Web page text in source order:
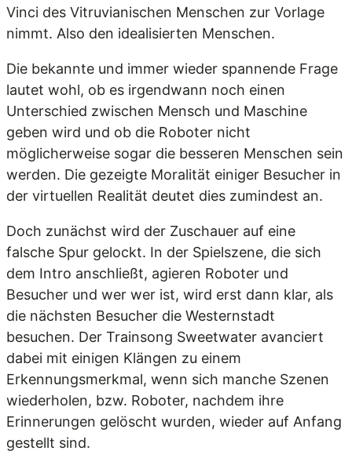
Vinci des Vitruvianischen Menschen zur Vorlage
nimmt. Also den idealisierten Menschen.
Die bekannte und immer wieder spannende Frage
lautet wohl, ob es irgendwann noch einen
Unterschied zwischen Mensch und Maschine
geben wird und ob die Roboter nicht
möglicherweise sogar die besseren Menschen sein
werden. Die gezeigte Moralität einiger Besucher in
der virtuellen Realität deutet dies zumindest an.
Doch zunächst wird der Zuschauer auf eine
falsche Spur gelockt. In der Spielszene, die sich
dem Intro anschließt, agieren Roboter und
Besucher und wer wer ist, wird erst dann klar, als
die nächsten Besucher die Westernstadt
besuchen. Der Trainsong Sweetwater avanciert
dabei mit einigen Klängen zu einem
Erkennungsmerkmal, wenn sich manche Szenen
wiederholen, bzw. Roboter, nachdem ihre
Erinnerungen gelöscht wurden, wieder auf Anfang
gestellt sind.